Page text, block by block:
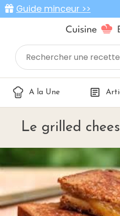
Guide minceur >>
A la Une
Le grilled